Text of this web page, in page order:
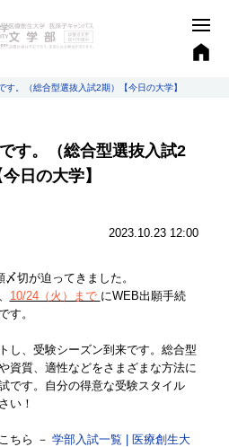
す。（総合型選抜入試2期）【今日の大学】
す。（総合型選抜入試2
日の大学】
2023.10.23 12:00
切が迫ってきました。
10/24（火）まで にWEB出願手続
す。
し、受験シーズン到来です。総合型
資質、適性などをさまざまな方法に
です。自分の得意な受験スタイル
い！
ちら － 学部入試一覧 | 医療創生大